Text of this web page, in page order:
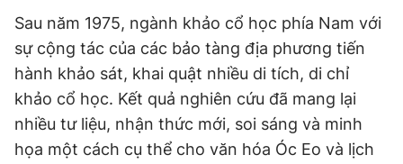
Sau năm 1975, ngành khảo cổ học phía Nam với
sự cộng tác của các bảo tàng địa phương tiến
hành khảo sát, khai quật nhiều di tích, di chỉ
khảo cổ học. Kết quả nghiên cứu đã mang lại
nhiều tư liệu, nhận thức mới, soi sáng và minh
họa một cách cụ thể cho văn hóa Óc Eo và lịch